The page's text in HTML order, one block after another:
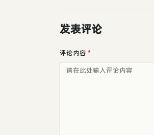
发表评论
评论内容 *